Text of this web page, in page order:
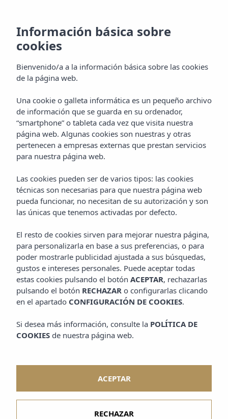
Información básica sobre
cookies
Bienvenido/a a la información básica sobre las cookies
de la página web.
Una cookie o galleta informática es un pequeño archivo
de información que se guarda en su ordenador,
“smartphone” o tableta cada vez que visita nuestra
página web. Algunas cookies son nuestras y otras
pertenecen a empresas externas que prestan servicios
para nuestra página web.
Las cookies pueden ser de varios tipos: las cookies
técnicas son necesarias para que nuestra página web
pueda funcionar, no necesitan de su autorización y son
las únicas que tenemos activadas por defecto.
El resto de cookies sirven para mejorar nuestra página,
para personalizarla en base a sus preferencias, o para
poder mostrarle publicidad ajustada a sus búsquedas,
gustos e intereses personales. Puede aceptar todas
estas cookies pulsando el botón ACEPTAR, rechazarlas
pulsando el botón RECHAZAR o configurarlas clicando
en el apartado CONFIGURACIÓN DE COOKIES.
Si desea más información, consulte la POLÍTICA DE
COOKIES de nuestra página web.
RECHAZAR
ACEPTAR